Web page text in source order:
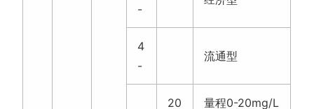
-
4
-
流通型
20 量程0-20mg/L